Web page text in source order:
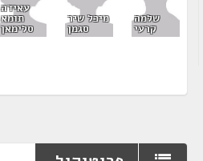
שלמה
קרעי
מיכל שיר
סגמן
עאידה
תומא
סלימאן